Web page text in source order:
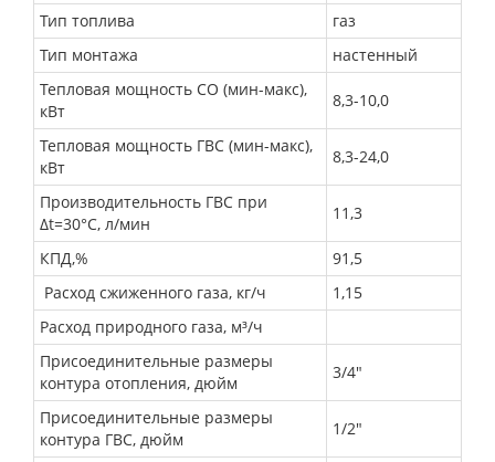
Тип топлива
газ
Тип монтажа
настенный
Тепловая мощность СО (мин-макс),
кВт
8,3-10,0
Тепловая мощность ГВС (мин-макс),
кВт
8,3-24,0
Производительность ГВС при
Δt=30°C, л/мин
11,3
КПД,%
91,5
Расход сжиженного газа, кг/ч
1,15
Расход природного газа, м³/ч
Присоединительные размеры
контура отопления, дюйм
3/4"
Присоединительные размеры
контура ГВС, дюйм
1/2"